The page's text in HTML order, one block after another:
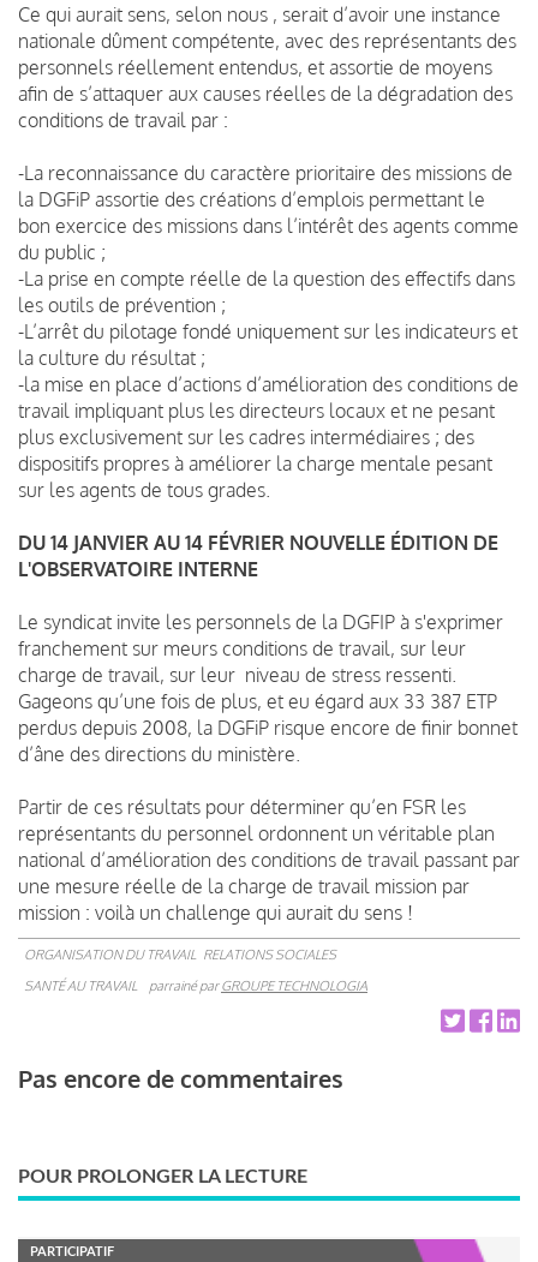
Ce qui aurait sens, selon nous , serait d’avoir une instance
nationale dûment compétente, avec des représentants des
personnels réellement entendus, et assortie de moyens
afin de s’attaquer aux causes réelles de la dégradation des
conditions de travail par :
-La reconnaissance du caractère prioritaire des missions de
la DGFiP assortie des créations d’emplois permettant le
bon exercice des missions dans l’intérêt des agents comme
du public ;
-La prise en compte réelle de la question des effectifs dans
les outils de prévention ;
-L’arrêt du pilotage fondé uniquement sur les indicateurs et
la culture du résultat ;
-la mise en place d’actions d’amélioration des conditions de
travail impliquant plus les directeurs locaux et ne pesant
plus exclusivement sur les cadres intermédiaires ; des
dispositifs propres à améliorer la charge mentale pesant
sur les agents de tous grades.
DU 14 JANVIER AU 14 FÉVRIER NOUVELLE ÉDITION DE
L'OBSERVATOIRE INTERNE
Le syndicat invite les personnels de la DGFIP à s'exprimer
franchement sur meurs conditions de travail, sur leur
charge de travail, sur leur niveau de stress ressenti.
Gageons qu’une fois de plus, et eu égard aux 33 387 ETP
perdus depuis 2008, la DGFiP risque encore de finir bonnet
d’âne des directions du ministère.
Partir de ces résultats pour déterminer qu’en FSR les
représentants du personnel ordonnent un véritable plan
national d’amélioration des conditions de travail passant par
une mesure réelle de la charge de travail mission par
mission : voilà un challenge qui aurait du sens !
ORGANISATION DU TRAVAIL RELATIONS SOCIALES
SANTÉ AU TRAVAIL
parrainé parGROUPE TECHNOLOGIA
Pas encore de commentaires
POUR PROLONGER LA LECTURE
PARTICIPATIF